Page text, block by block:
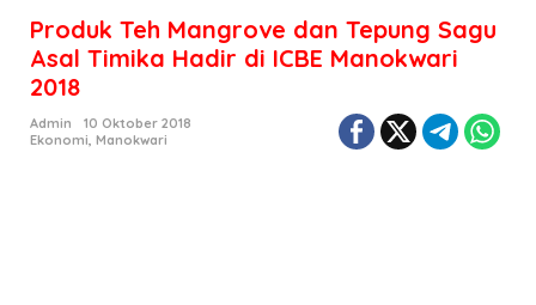
Produk Teh Mangrove dan Tepung Sagu
Asal Timika Hadir di ICBE Manokwari
2018
Admin
10 Oktober 2018
Ekonomi, Manokwari